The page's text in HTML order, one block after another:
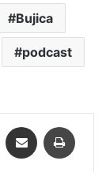
Bujica
podcast
Viber Podijeli putem E-maila